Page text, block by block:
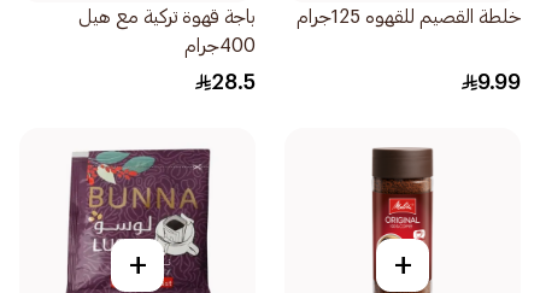
خلطة القصيم للقهوه 125جرام
9.99
باجة قهوة تركية مع هيل
400جرام
28.5
+
+